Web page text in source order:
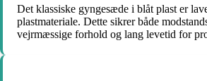
Det klassiske gyngesæde i blåt plast er
plastmateriale. Dette sikrer både
vejrmæssige forhold og lang levetid for